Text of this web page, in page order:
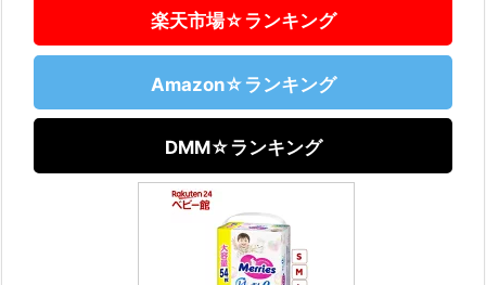
楽天市場☆ランキング
Amazon☆ランキング
DMM☆ランキング